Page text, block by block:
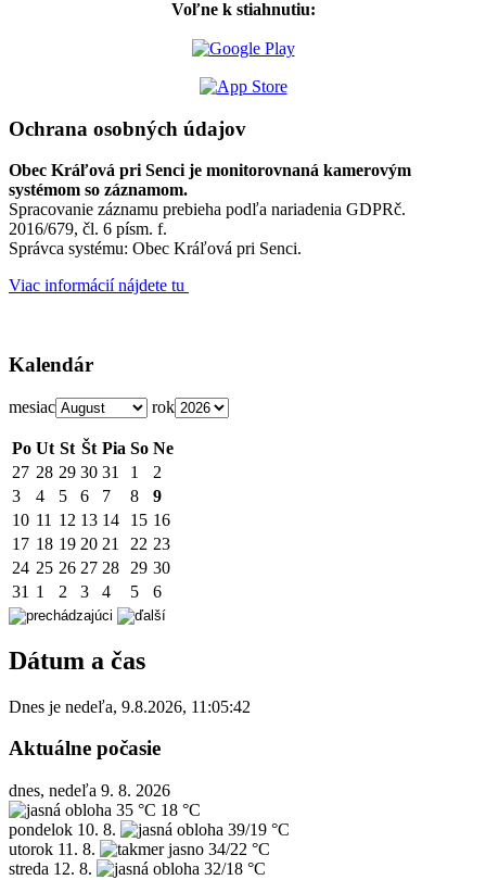
Voľne k stiahnutiu:
Ochrana osobných údajov
Obec Kráľová pri Senci je monitorovnaná kamerovým
systémom so záznamom.
Spracovanie záznamu prebieha podľa nariadenia GDPRč.
2016/679, čl. 6 písm. f.
Správca systému: Obec Kráľová pri Senci.
Viac informácií nájdete tu
Kalendár
mesiac rok
Po Ut St Št Pia So Ne
27 28 29 30 31 1
2
3
4 5 6 7 8
9
10 11 12 13 14 15 16
17 18 19 20 21 22 23
24 25 26 27 28 29 30
31 1 2 3 4 5 6
Dátum a čas
Dnes je nedeľa, 9.8.2026, 11:05:42
Aktuálne počasie
dnes, nedeľa 9. 8. 2026
35 °C 18 °C
pondelok 10. 8.
39/19 °C
utorok 11. 8.
34/22 °C
streda 12. 8. 32/18 °C